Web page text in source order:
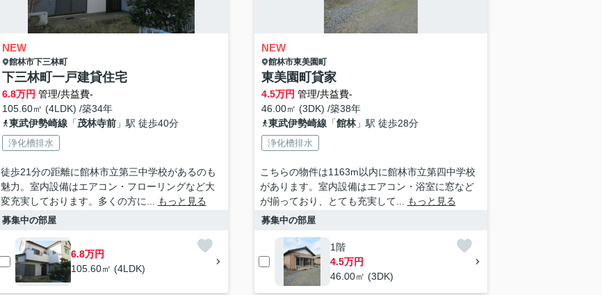
NEW
館林市下三林町
下三林町一戸建貸住宅
6.8万円 管理/共益費-
105.60㎡ (4LDK) /築34年
東武伊勢崎線「茂林寺前」駅 徒歩40分
浄化槽排水
徒歩21分の距離に館林市立第三中学校があるのも
魅力。室内設備はエアコン・フローリングなど大
変充実しております。多くの方に...
もっと見る
募集中の部屋
6.8万円
105.60㎡ (4LDK)
NEW
館林市東美園町
東美園町貸家
4.5万円 管理/共益費-
46.00㎡ (3DK) /築38年
東武伊勢崎線「館林」駅 徒歩28分
浄化槽排水
こちらの物件は1163m以内に館林市立第四中学校
があります。室内設備はエアコン・浴室に窓など
が揃っており、とても充実して...
もっと見る
募集中の部屋
1階
4.5万円
46.00㎡ (3DK)